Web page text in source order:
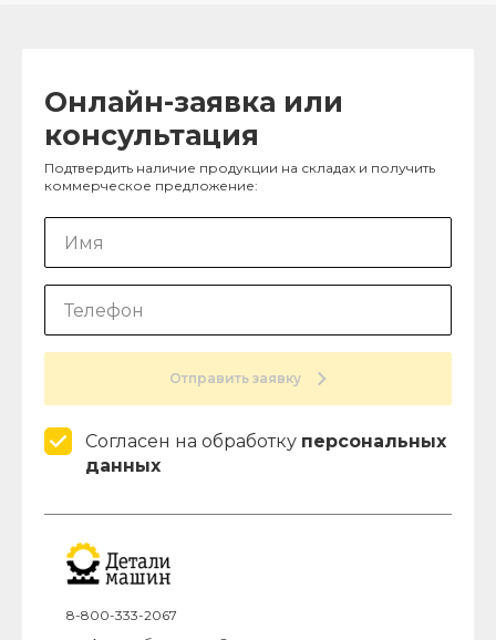
Онлайн-заявка или
консультация
Подтвердить наличие продукции на складах и получить
коммерческое предложение:
Отправить заявку
Согласен на обработку персональных
данных
8-800-333-2067